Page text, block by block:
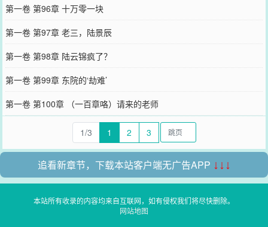
第一卷 第96章 十万零一块
第一卷 第97章 老三，陆景辰
第一卷 第98章 陆云锦疯了？
第一卷 第99章 东院的‘劫难’
第一卷 第100章 （一百章咯）请来的老师
1/3 1 2 3
追看新章节，下载本站客户端无广告APP ↓↓↓
本站所有收录的内容均来自互联网，如有侵权我们将尽快删除。
网站地图